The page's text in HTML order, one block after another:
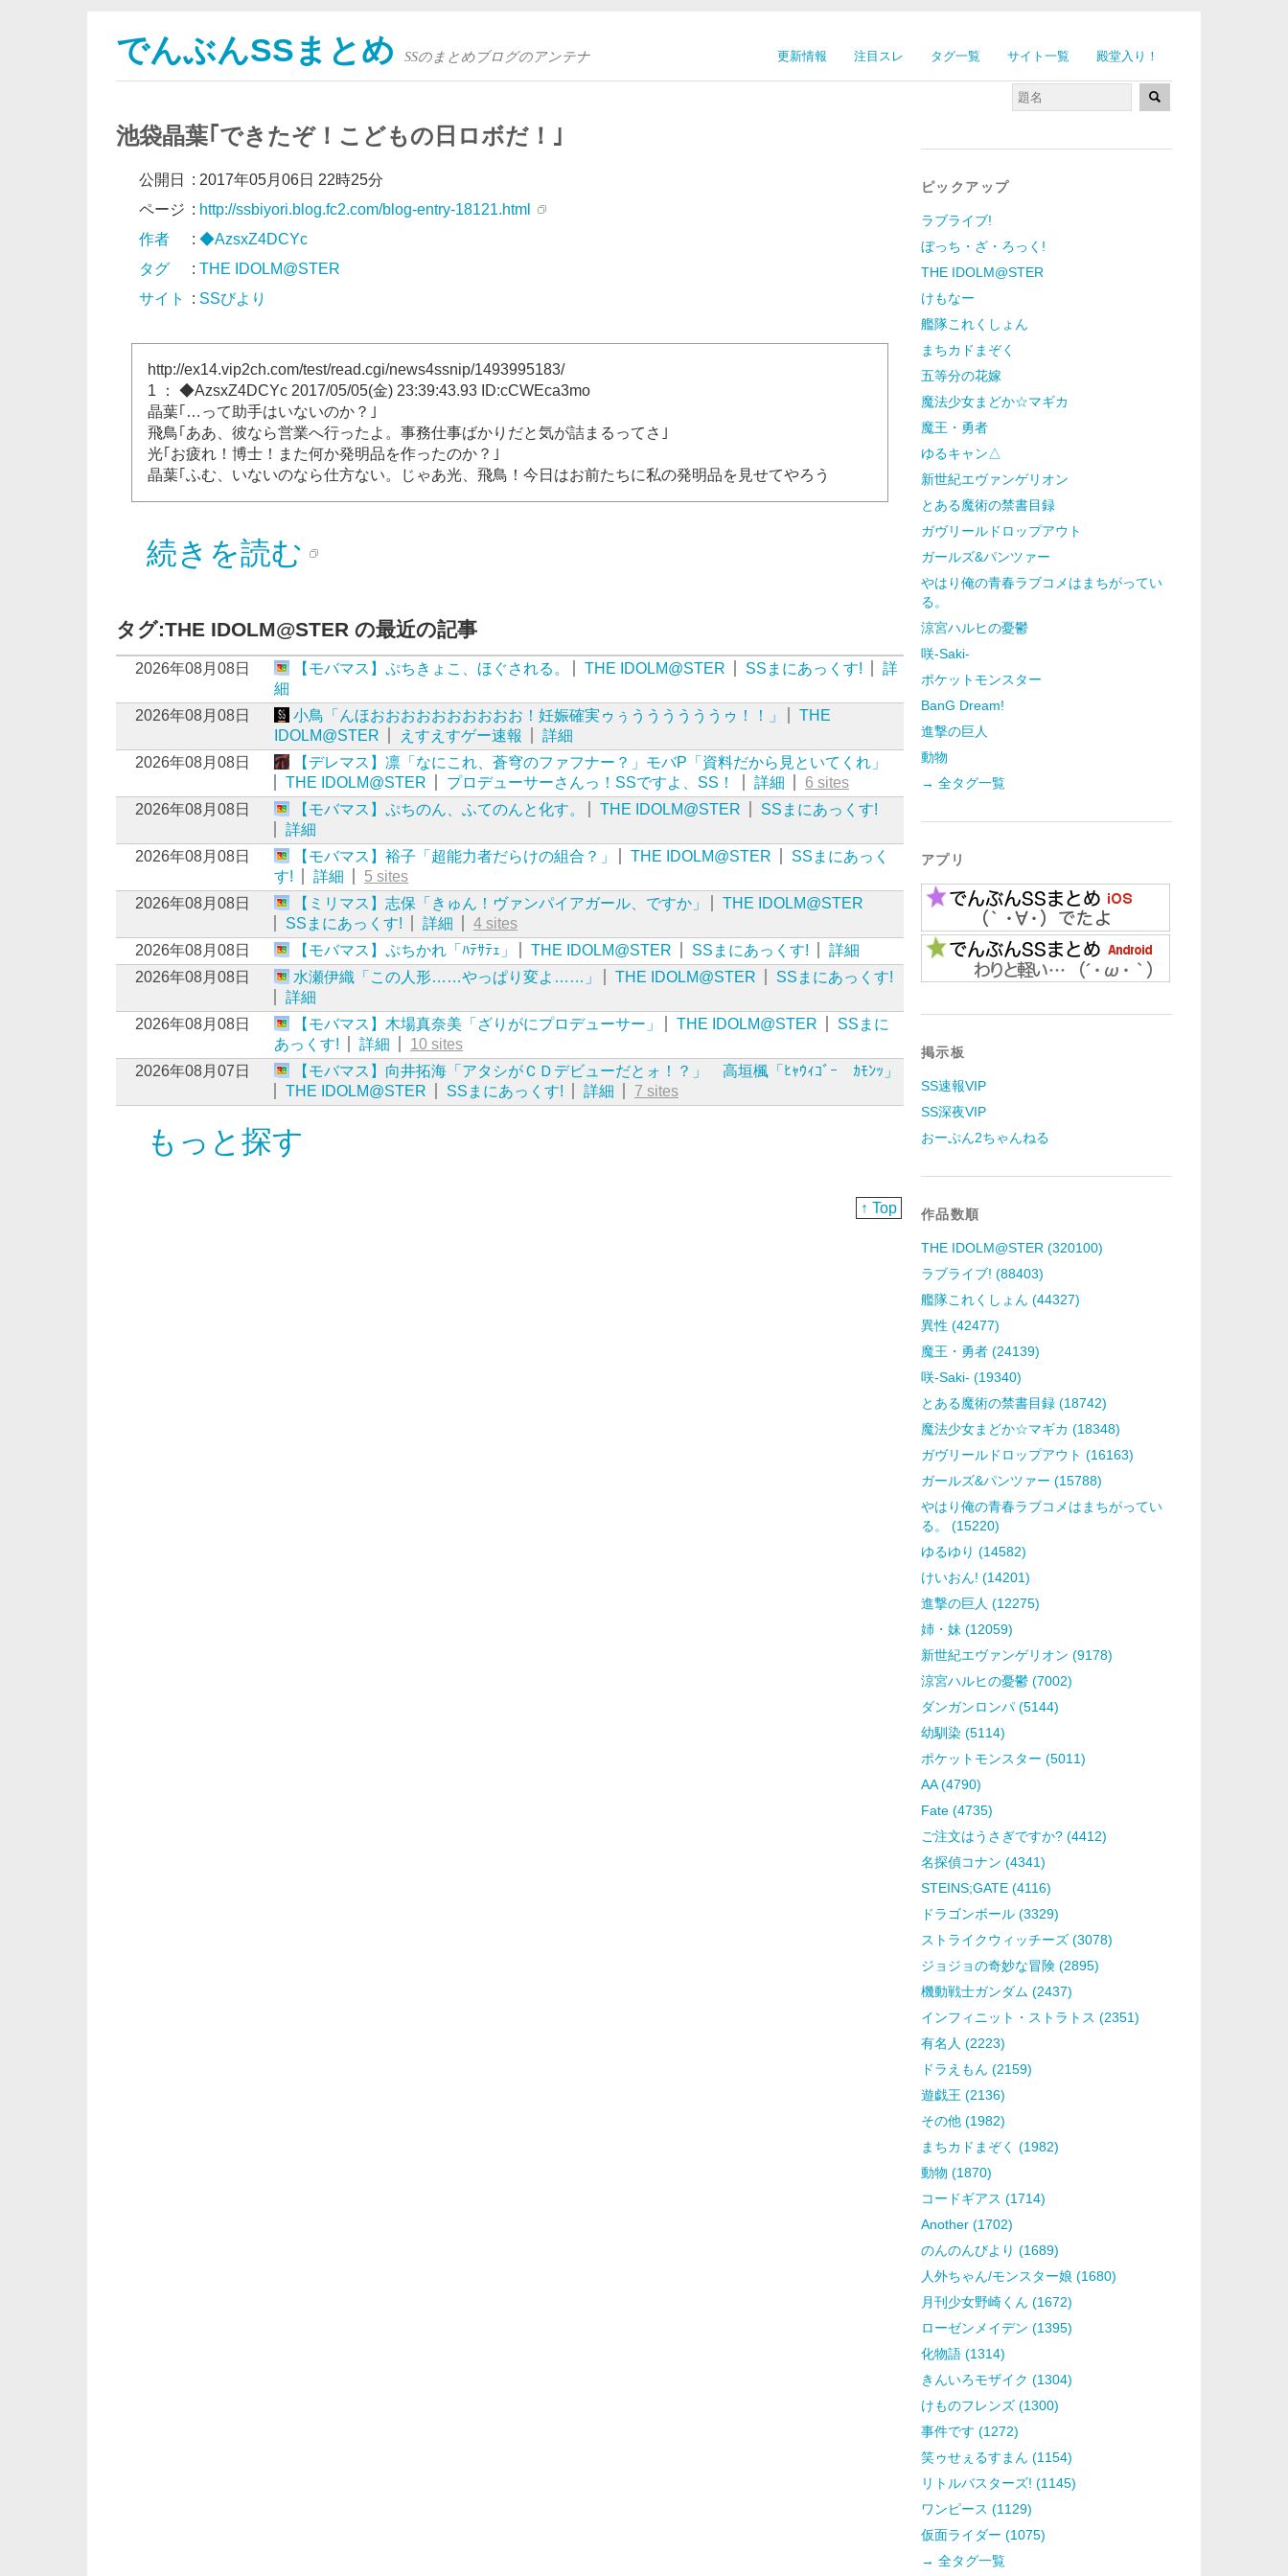
更新情報 注目スレ タグ一覧 サイト一覧 殿堂入り！
でんぶんSSまとめ SSのまとめブログのアンテナ
池袋晶葉｢できたぞ！こどもの日ロボだ！｣
公開日 : 2017年05月06日 22時25分
ページ : http://ssbiyori.blog.fc2.com/blog-entry-18121.html
作者
: ◆AzsxZ4DCYc
タグ
: THE IDOLM@STER
サイト
: SSびより
http://ex14.vip2ch.com/test/read.cgi/news4ssnip/1493995183/
1 ： ◆AzsxZ4DCYc 2017/05/05(金) 23:39:43.93 ID:cCWEca3mo
晶葉｢…って助手はいないのか？｣
飛鳥｢ああ、彼なら営業へ行ったよ。事務仕事ばかりだと気が詰まるってさ｣
光｢お疲れ！博士！また何か発明品を作ったのか？｣
晶葉｢ふむ、いないのなら仕方ない。じゃあ光、飛鳥！今日はお前たちに私の発明品を見せてやろう
続きを読む
タグ:THE IDOLM@STER の最近の記事
2026年08月08日 【モバマス】ぷちきょこ、ほぐされる。 THE IDOLM@STER SSまにあっくす!
詳
細
2026年08月08日
小鳥「んほおおおおおおおおおお！妊娠確実ゥぅううううううゥ！！」
THE
IDOLM@STER
えすえすゲー速報
詳細
2026年08月08日
【デレマス】凛「なにこれ、蒼穹のファフナー？」モバP「資料だから見といてくれ」
THE IDOLM@STER
プロデューサーさんっ！SSですよ、SS！ 詳細
6 sites
2026年08月08日
【モバマス】ぷちのん、ふてのんと化す。 THE IDOLM@STER
SSまにあっくす!
詳細
2026年08月08日
【モバマス】裕子「超能力者だらけの組合？」 THE IDOLM@STER
SSまにあっく
す!
詳細
5 sites
2026年08月08日
【ミリマス】志保「きゅん！ヴァンパイアガール、ですか」
THE IDOLM@STER
SSまにあっくす!
詳細
4 sites
2026年08月08日
【モバマス】ぷちかれ「ﾊﾃｻﾃｪ」 THE IDOLM@STER SSまにあっくす!
詳細
2026年08月08日
水瀬伊織「この人形……やっぱり変よ……」 THE IDOLM@STER
SSまにあっくす!
詳細
2026年08月08日
【モバマス】木場真奈美「ざりがにプロデューサー」 THE IDOLM@STER
SSまに
あっくす!
詳細
10 sites
2026年08月07日
【モバマス】向井拓海「アタシがＣＤデビューだとォ！？」 高垣楓「ﾋｬｳｨｺﾞｰ ｶﾓﾝｯ」
THE IDOLM@STER
SSまにあっくす! 詳細 7 sites
もっと探す
↑ Top
ピックアップ
ラブライブ!
ぼっち・ざ・ろっく!
THE IDOLM@STER
けもなー
艦隊これくしょん
まちカドまぞく
五等分の花嫁
魔法少女まどか☆マギカ
魔王・勇者
ゆるキャン△
新世紀エヴァンゲリオン
とある魔術の禁書目録
ガヴリールドロップアウト
ガールズ&パンツァー
やはり俺の青春ラブコメはまちがってい
る。
涼宮ハルヒの憂鬱
咲-Saki-
ポケットモンスター
BanG Dream!
進撃の巨人
動物
→ 全タグ一覧
アプリ
掲示板
SS速報VIP
SS深夜VIP
おーぷん2ちゃんねる
作品数順
THE IDOLM@STER (320100)
ラブライブ! (88403)
艦隊これくしょん (44327)
異性 (42477)
魔王・勇者 (24139)
咲-Saki- (19340)
とある魔術の禁書目録 (18742)
魔法少女まどか☆マギカ (18348)
ガヴリールドロップアウト (16163)
ガールズ&パンツァー (15788)
やはり俺の青春ラブコメはまちがってい
る。 (15220)
ゆるゆり (14582)
けいおん! (14201)
進撃の巨人 (12275)
姉・妹 (12059)
新世紀エヴァンゲリオン (9178)
涼宮ハルヒの憂鬱 (7002)
ダンガンロンパ (5144)
幼馴染 (5114)
ポケットモンスター (5011)
AA (4790)
Fate (4735)
ご注文はうさぎですか? (4412)
名探偵コナン (4341)
STEINS;GATE (4116)
ドラゴンボール (3329)
ストライクウィッチーズ (3078)
ジョジョの奇妙な冒険 (2895)
機動戦士ガンダム (2437)
インフィニット・ストラトス (2351)
有名人 (2223)
ドラえもん (2159)
遊戯王 (2136)
その他 (1982)
まちカドまぞく (1982)
動物 (1870)
コードギアス (1714)
Another (1702)
のんのんびより (1689)
人外ちゃん/モンスター娘 (1680)
月刊少女野崎くん (1672)
ローゼンメイデン (1395)
化物語 (1314)
きんいろモザイク (1304)
けものフレンズ (1300)
事件です (1272)
笑ゥせぇるすまん (1154)
リトルバスターズ! (1145)
ワンピース (1129)
仮面ライダー (1075)
→ 全タグ一覧